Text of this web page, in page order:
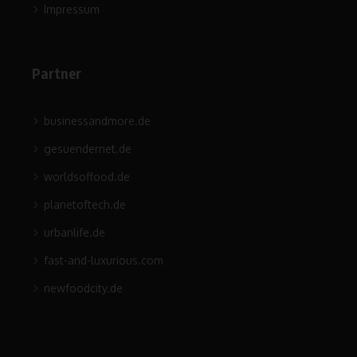
Impressum
Partner
businessandmore.de
gesuendernet.de
worldsoffood.de
planetoftech.de
urbanlife.de
fast-and-luxurious.com
newfoodcity.de